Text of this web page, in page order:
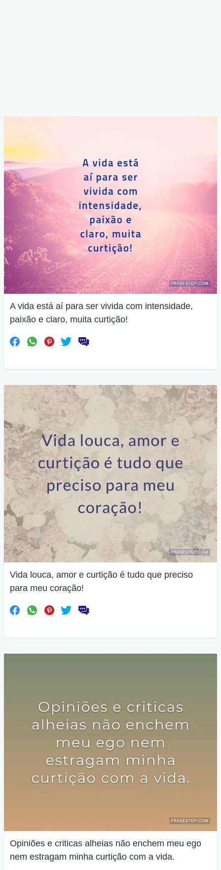
A vida está aí para ser vivida com intensidade,
paixão e claro, muita curtição!
Vida louca, amor e curtição é tudo que preciso
para meu coração!
Opiniões e criticas alheias não enchem meu ego
nem estragam minha curtição com a vida.